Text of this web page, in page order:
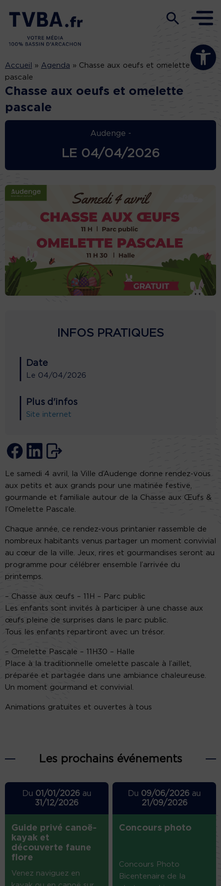
Ouvrir la
Accueil » Agenda » Chasse aux oeufs et omelette
pascale
Chasse aux oeufs et omelette
pascale
Audenge -
LE 04/04/2026
INFOS PRATIQUES
Date
Le 04/04/2026
Plus d'infos
Site internet
Le samedi 4 avril, la Ville d’Audenge donne rendez-vous
aux petits et aux grands pour une matinée festive,
gourmande et familiale autour de la Chasse aux Œufs &
l’Omelette Pascale.
Chaque année, ce rendez-vous printanier rassemble de
nombreux habitants venus partager un moment convivial
au cœur de la ville. Jeux, rires et gourmandises seront au
programme pour célébrer ensemble l’arrivée du
printemps.
– Chasse aux œufs – 11H – Parc public
Les enfants sont invités à participer à une chasse aux
œufs pleine de surprises dans le parc public.
Tous les enfants repartiront avec un trésor.
– Omelette Pascale – 11H30 – Halle
Place à la traditionnelle omelette pascale à l’aillet,
préparée et partagée dans une ambiance chaleureuse.
Un moment gourmand et convivial.
Animations gratuites et ouvertes à tous
Les prochains événements
Du 01/01/2026au
31/12/2026
Guide privé canoë-
kayak et
découverte faune
flore
Venez naviguez en
Du 09/06/2026 au
21/09/2026
Concours photo
Concours Photo
Bicentenaire de la